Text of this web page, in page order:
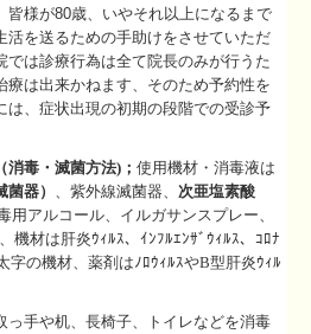
皆様が80歳、いやそれ以上になるまで
活を送るための手助けをさせていただ
では診療行為は全て院長のみが行うた
療は出来かねます、そのため予約性を
は、症状出現の初期の段階での受診予
消毒・滅菌方法)；使用機材・消毒液は
器）
、紫外線滅菌器、 次亜塩素酸
毒用アルコール、イルガサンスプレー、
機材は肝炎ｳｨﾙｽ、ｲﾝﾌﾙｴﾝｻﾞｳｨﾙｽ、ｺﾛﾅ
字の機材、薬剤はﾉﾛｳｨﾙｽやB型肝炎ｳｨﾙ
手や机、長椅子、トイレなどを消毒